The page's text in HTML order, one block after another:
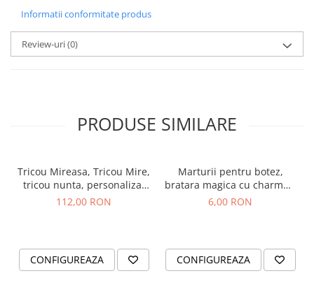
Personalizarea plicului:
Comanda minima este de 20 plicuri.
Informatii conformitate produs
Review-uri(0)
PRODUSE SIMILARE
Tricou Mireasa, Tricou Mire,
tricou nunta, personalizat
cu design negru sclipicios
112,00 RON
CONFIGUREAZA
Marturii pentru botez,
bratara magica cu charmuri
diverse si cartonas
6,00 RON
CONFIGUREAZA